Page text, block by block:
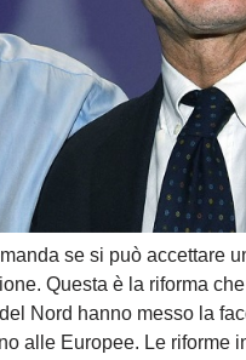
se si può accettare
Questa è la riforma
Nord hanno messo la
alle Europee. Le riforme